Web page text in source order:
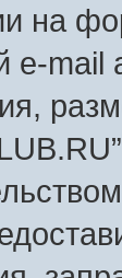
на
e-